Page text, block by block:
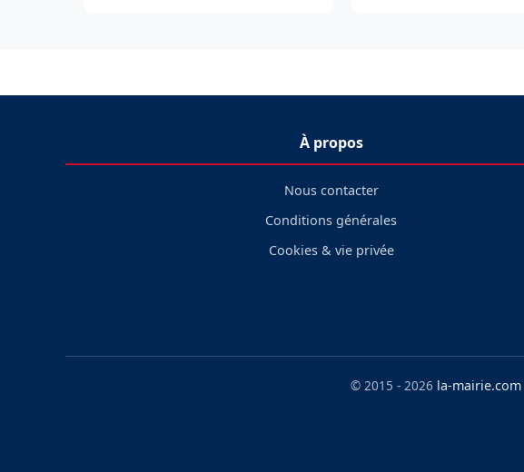
À propos
Nous contacter
Conditions générales
Cookies & vie privée
© 2015 - 2026 la-mairie.com